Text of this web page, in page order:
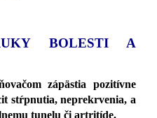
BOLESTI A
zápästia pozitívne
stŕpnutia, neprekrvenia, a
tunelu či artritíde.